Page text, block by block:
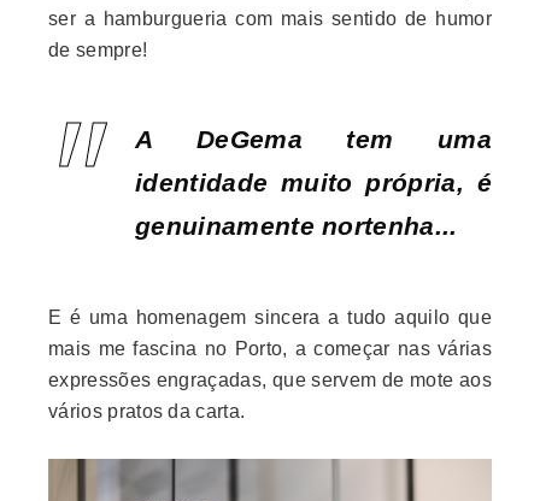
ser a hamburgueria com mais sentido de humor
de sempre!
A DeGema tem uma
identidade muito própria, é
genuinamente nortenha...
E é uma homenagem sincera a tudo aquilo que
mais me fascina no Porto, a começar nas várias
expressões engraçadas, que servem de mote aos
vários pratos da carta.